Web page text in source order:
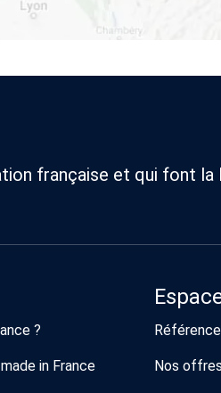
française et qui font la
?
in France Nos offres